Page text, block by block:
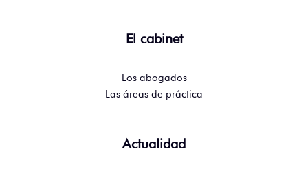
El cabinet
Los abogados
Las áreas de práctica
Actualidad